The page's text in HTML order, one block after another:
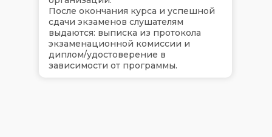
После окончания курса и успешной
сдачи экзаменов слушателям
выдаются: выписка из протокола
экзаменационной комиссии и
диплом/удостоверение в
зависимости от программы.